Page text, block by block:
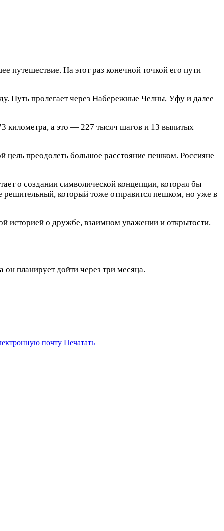
путешествие. На этот раз конечной точкой его пути
Путь пролегает через Набережные Челны, Уфу и далее
километра, а это — 227 тысяч шагов и 13 выпитых
преодолеть большое расстояние пешком. Россияне
о создании символической концепции, которая бы
решительный, который тоже отправится пешком, но уже в
историей о дружбе, взаимном уважении и открытости.
планирует дойти через три месяца.
почту Печатать